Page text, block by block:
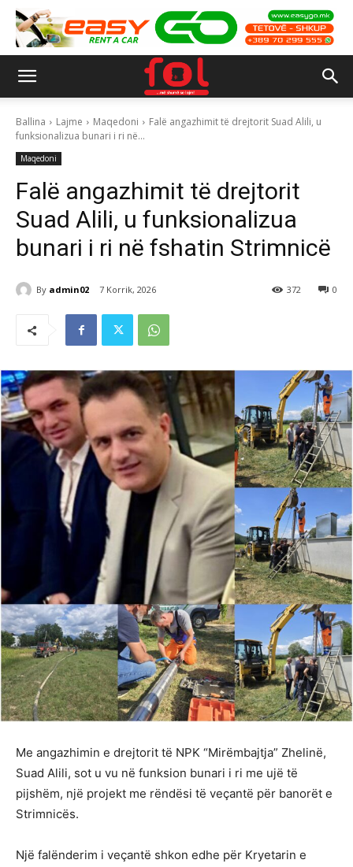
Ballina Lajme Maqedoni
Falë angazhimit të drejtorit Suad Alili, u
funksionalizua bunari i ri në...
Maqedoni
Falë angazhimit të drejtorit
Suad Alili, u funksionalizua
bunari i ri në fshatin Strimnicë
By admin02 7 Korrik, 2026 0
372
Me angazhimin e drejtorit të NPK “Mirëmbajtja” Zhelinë,
Suad Alili, sot u vu në funksion bunari i ri me ujë të
pijshëm, një projekt me rëndësi të veçantë për banorët e
Strimnicës.
Një falënderim i veçantë shkon edhe për Kryetarin e